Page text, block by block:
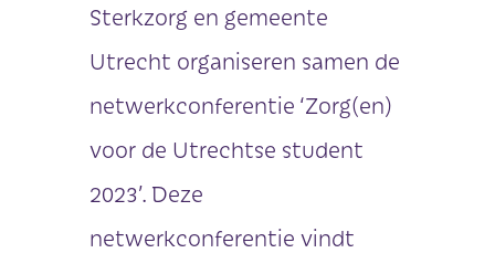
Sterkzorg en gemeente
Utrecht organiseren samen de
netwerkconferentie ‘Zorg(en)
voor de Utrechtse student
2023’. Deze
netwerkconferentie vindt